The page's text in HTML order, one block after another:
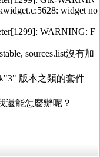
widget no
WARNING: F
sources.list沒有加
版本之類的套件
還能怎麼辦呢？